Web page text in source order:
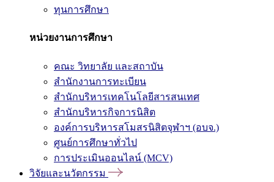
ทุนการศึกษา
หน่วยงานการศึกษา
คณะ วิทยาลัย และสถาบัน
สำนักงานการทะเบียน
สำนักบริหารเทคโนโลยีสารสนเทศ
สำนักบริหารกิจการนิสิต
องค์การบริหารสโมสรนิสิตจุฬาฯ (อบจ.)
ศูนย์การศึกษาทั่วไป
การประเมินออนไลน์ (MCV)
วิจัยและนวัตกรรม